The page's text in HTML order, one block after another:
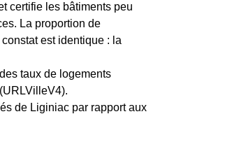
certifie les bâtiments peu
La proportion de
est identique : la
taux de logements
de Liginiac par rapport aux